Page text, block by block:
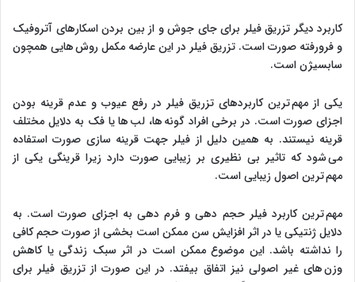
کاربرد دیگر تزریق فیلر برای جای جوش و از بین بردن اسکارهای آتروفیک
و فرورفته صورت است. تزریق فیلر در این عارضه مکمل روش هایی همچون
سابسیژن است.
یکی از مهم ترین کاربردهای تزریق فیلر در رفع عیوب و عدم قرینه بودن
اجزای صورت است. در برخی افراد گونه ها، لب ها یا فک به دلایل مختلف
قرینه نیستند. به همین دلیل از فیلر جهت قرینه سازی صورت استفاده
می شود که تاثیر بی نظیری بر زیبایی صورت دارد زیرا قرینگی یکی از
مهم ترین اصول زیبایی است.
مهم ترین کاربرد فیلر حجم دهی و فرم دهی به اجزای صورت است. به
دلایل ژنتیکی یا در اثر افزایش سن ممکن است بخشی از صورت حجم کافی
را نداشته باشد. این موضوع ممکن است در اثر سبک زندگی یا کاهش
وزن های غیر اصولی نیز اتفاق بیفتد. در این صورت از تزریق فیلر برای